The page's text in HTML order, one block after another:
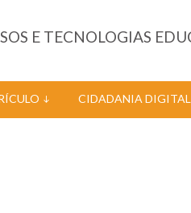
E TECNOLOGIAS
CIDADANIA DIGITAL